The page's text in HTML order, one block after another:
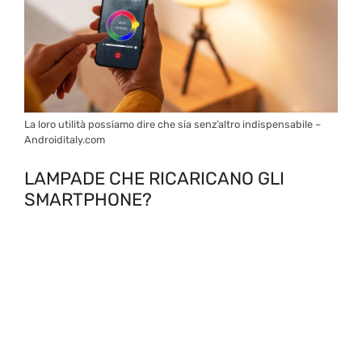
La loro utilità possiamo dire che sia senz’altro indispensabile –
Androiditaly.com
LAMPADE CHE RICARICANO GLI
SMARTPHONE?